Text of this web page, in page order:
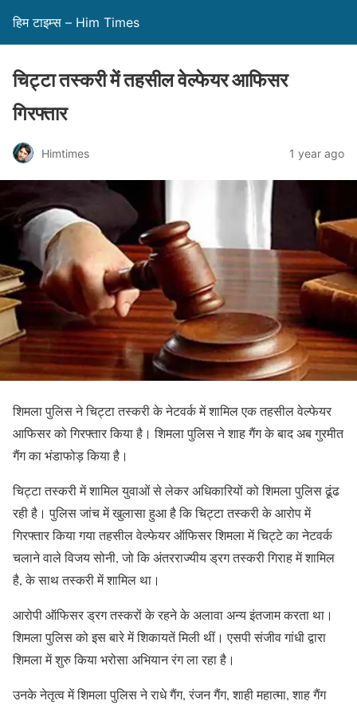
हिम टाइम्स – Him Times
चिट्टा तस्करी में तहसील वेल्फेयर आफिसर
गिरफ्तार
Himtimes 1 year ago
शिमला पुलिस ने चिट्टा तस्करी के नेटवर्क में शामिल एक तहसील वेल्फेयर
आफिसर को गिरफ्तार किया है। शिमला पुलिस ने शाह गैंग के बाद अब गुरमीत
गैंग का भंडाफोड़ किया है।
चिट्टा तस्करी में शामिल युवाओं से लेकर अधिकारियों को शिमला पुलिस ढूंढ
रही है। पुलिस जांच में खुलासा हुआ है कि चिट्टा तस्करी के आरोप में
गिरफ्तार किया गया तहसील वेल्फेयर ऑफिसर शिमला में चिट्टे का नेटवर्क
चलाने वाले विजय सोनी, जो कि अंतरराज्यीय ड्रग तस्करी गिराह में शामिल
है, के साथ तस्करी में शामिल था।
आरोपी ऑफिसर ड्रग तस्करों के रहने के अलावा अन्य इंतजाम करता था।
शिमला पुलिस को इस बारे में शिकायतें मिली थीं। एसपी संजीव गांधी द्वारा
शिमला में शुरु किया भरोसा अभियान रंग ला रहा है।
उनके नेतृत्व में शिमला पुलिस ने राधे गैंग, रंजन गैंग, शाही महात्मा, शाह गैंग